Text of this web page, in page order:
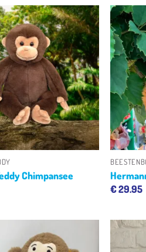
Toevoegen
aan
verlanglijst
Chimpansee
+
€29.95